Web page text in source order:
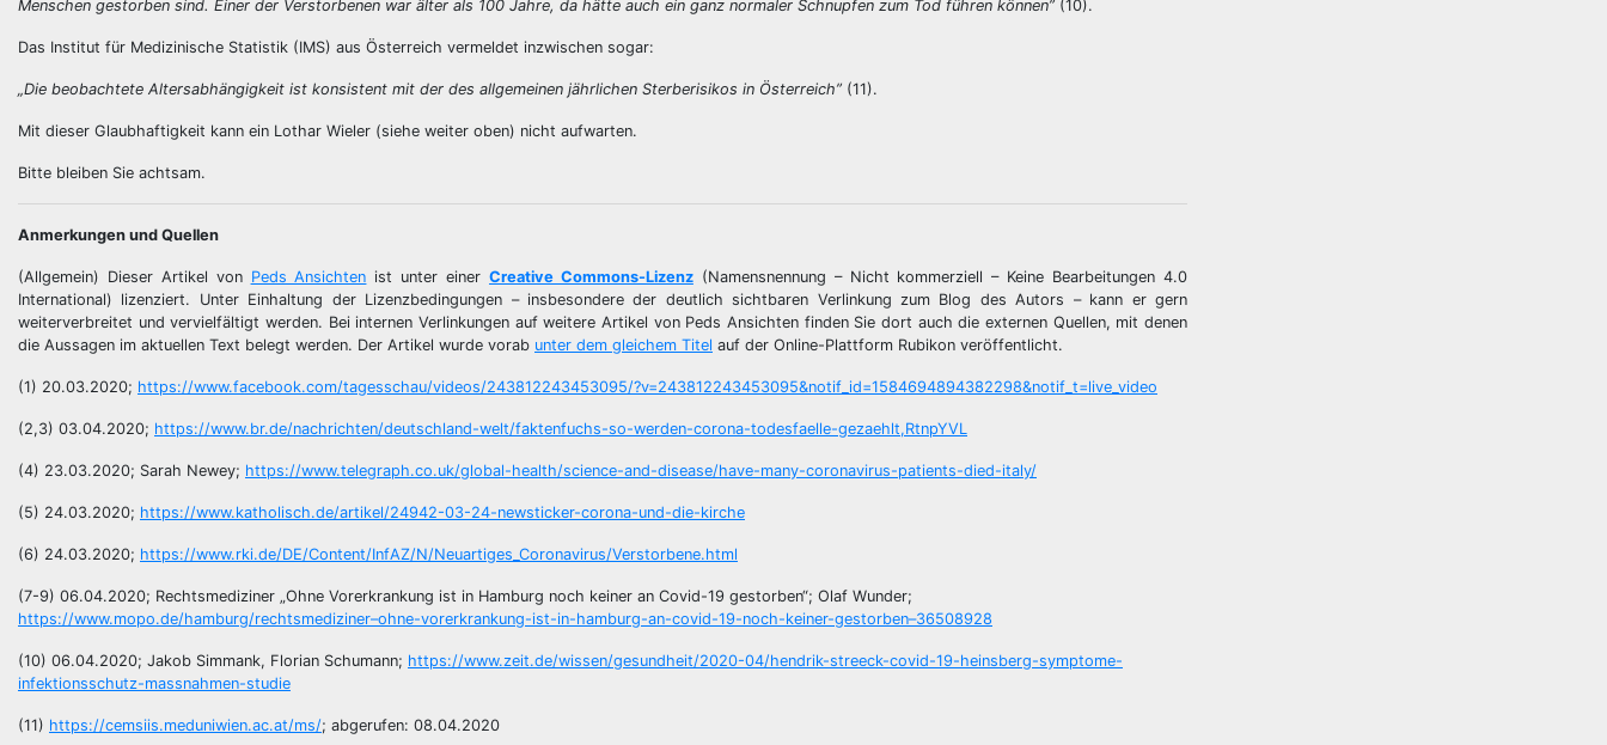
Menschen gestorben sind. Einer der Verstorbenen war älter als 100 Jahre, da hätte auch ein ganz normaler Schnupfen zum Tod führen können” (10).
Das Institut für Medizinische Statistik (IMS) aus Österreich vermeldet inzwischen sogar:
„Die beobachtete Altersabhängigkeit ist konsistent mit der des allgemeinen jährlichen Sterberisikos in Österreich” (11).
Mit dieser Glaubhaftigkeit kann ein Lothar Wieler (siehe weiter oben) nicht aufwarten.
Bitte bleiben Sie achtsam.
Anmerkungen und Quellen
(Allgemein) Dieser Artikel von Peds Ansichten ist unter einerCreative Commons-Lizenz(Namensnennung – Nicht kommerziell – Keine Bearbeitungen 4.0
International) lizenziert. Unter Einhaltung der Lizenzbedingungen – insbesondere der deutlich sichtbaren Verlinkung zum Blog des Autors – kann er gern
weiterverbreitet und vervielfältigt werden. Bei internen Verlinkungen auf weitere Artikel von Peds Ansichten finden Sie dort auch die externen Quellen, mit denen
die Aussagen im aktuellen Text belegt werden. Der Artikel wurde vorab unter dem gleichem Titel auf der Online-Plattform Rubikon veröffentlicht.
(1) 20.03.2020; https://www.facebook.com/tagesschau/videos/243812243453095/?v=243812243453095&notif_id=1584694894382298&notif_t=live_video
(2,3) 03.04.2020; https://www.br.de/nachrichten/deutschland-welt/faktenfuchs-so-werden-corona-todesfaelle-gezaehlt,RtnpYVL
(4) 23.03.2020; Sarah Newey; https://www.telegraph.co.uk/global-health/science-and-disease/have-many-coronavirus-patients-died-italy/
(5) 24.03.2020; https://www.katholisch.de/artikel/24942-03-24-newsticker-corona-und-die-kirche
(6) 24.03.2020; https://www.rki.de/DE/Content/InfAZ/N/Neuartiges_Coronavirus/Verstorbene.html
(7-9) 06.04.2020; Rechtsmediziner „Ohne Vorerkrankung ist in Hamburg noch keiner an Covid-19 gestorben“; Olaf Wunder;
https://www.mopo.de/hamburg/rechtsmediziner–ohne-vorerkrankung-ist-in-hamburg-an-covid-19-noch-keiner-gestorben–36508928
(10) 06.04.2020; Jakob Simmank, Florian Schumann; https://www.zeit.de/wissen/gesundheit/2020-04/hendrik-streeck-covid-19-heinsberg-symptome-
infektionsschutz-massnahmen-studie
(11) https://cemsiis.meduniwien.ac.at/ms/; abgerufen: 08.04.2020